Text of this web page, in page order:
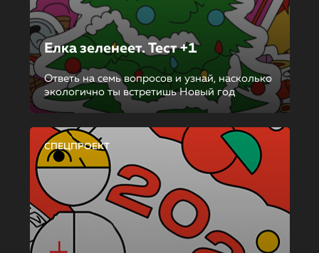
Елка зеленеет. Тест +1
Ответь на семь вопросов и узнай, насколько
экологично ты встретишь Новый год
СПЕЦПРОЕКТ